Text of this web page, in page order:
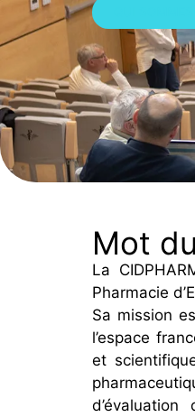
Mot
La
Pharmacie
Sa mission
l’espace
et